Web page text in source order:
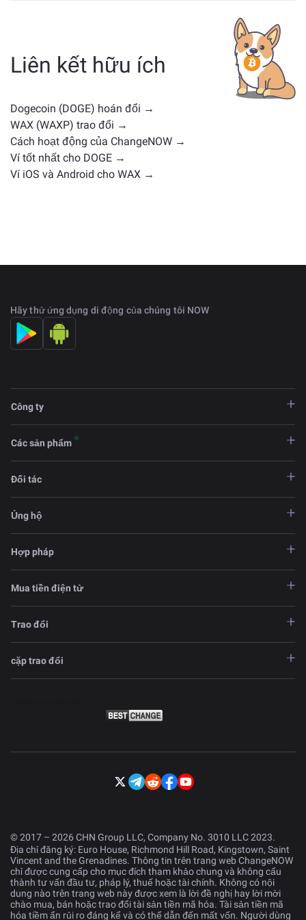
— có thể là stablecoin, token tiện ích, coin quản trị
hoặc loại khác. Các lựa chọn thay thế phổ biến bao
gồm các loại tiền điện tử khác với các trường hợp sử
dụng hoặc vị trí thị trường tương tự. Kiểm tra tất cả
trang trao đổi chính.
Liên kết hữu ích
Dogecoin (DOGE) hoán đổi →
WAX (WAXP) trao đổi →
Cách hoạt động của ChangeNOW →
Ví tốt nhất cho DOGE →
Ví iOS và Android cho WAX →
Hãy thử ứng dụng di động của chúng tôi NOW
Công ty
Các sản phẩm
Đối tác
Ủng hộ
Hợp pháp
Mua tiền điện tử
Trao đổi
cặp trao đổi
© 2017 – 2026 CHN Group LLC, Company No. 3010 LLC 2023.
Địa chỉ đăng ký: Euro House, Richmond Hill Road, Kingstown, Saint
Vincent and the Grenadines. Thông tin trên trang web ChangeNOW
chỉ được cung cấp cho mục đích tham khảo chung và không cấu
thành tư vấn đầu tư, pháp lý, thuế hoặc tài chính. Không có nội
dung nào trên trang web này được xem là lời đề nghị hay lời mời
chào mua, bán hoặc trao đổi tài sản tiền mã hóa. Tài sản tiền mã
hóa tiềm ẩn rủi ro đáng kể và có thể dẫn đến mất vốn. Người dùng